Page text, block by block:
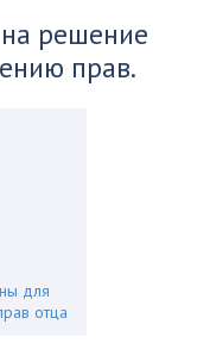
решение
прав.
для
отца